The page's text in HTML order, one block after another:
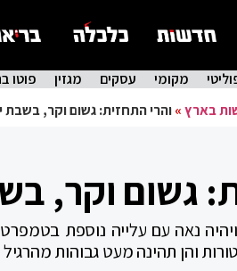
מקומי עסקים מגזין פוטו
בארץ»והרי התחזית: גשום וקר, בשבת
גשום וקר,
נאה עם עלייה נוספת
והן תהינה מעט גבוהות מהרגיל